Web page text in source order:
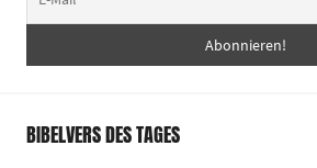
BIBELVERS DES TAGES